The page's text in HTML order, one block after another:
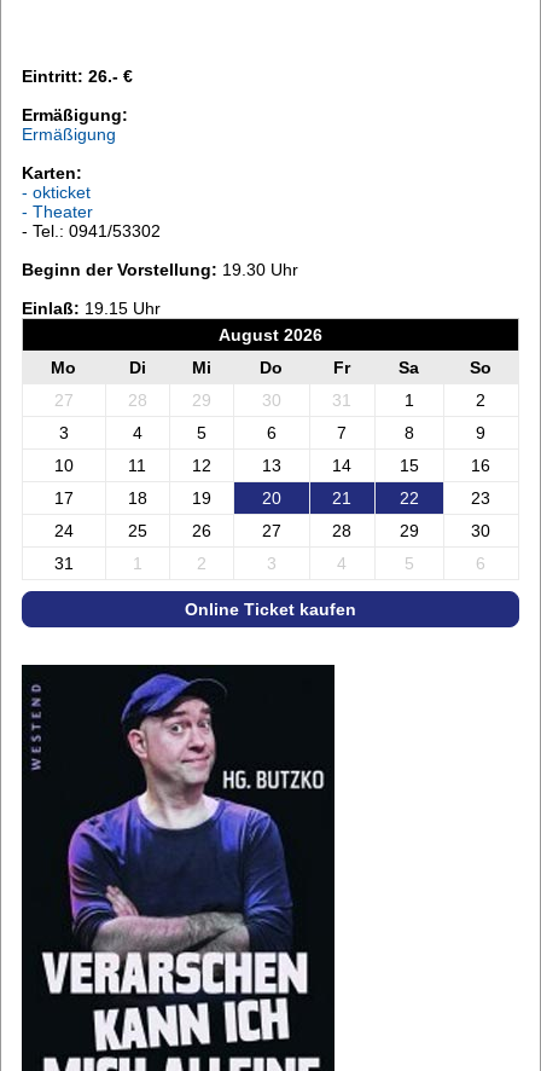
Eintritt: 26.- €
Ermäßigung:
Ermäßigung
Karten:
- okticket
- Theater
- Tel.: 0941/53302
Beginn der Vorstellung: 19.30 Uhr
Einlaß: 19.15 Uhr
August 2026
Mo
Di Mi Do Fr Sa
So
27
28 29 30 31 1
2
3
4 5 6 7 8
9
10
11 12 13 14 15
16
17
18 19 20 21 22
23
24
25 26 27 28 29
30
31
1 2 3 4 5 6
Online Ticket kaufen